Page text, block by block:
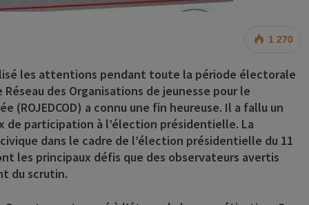
1 270
les attentions pendant toute la période électorale
des Organisations de jeunesse pour le
a connu une fin heureuse. Il a fallu un
participation à l’élection présidentielle. La
dans le cadre de l’élection présidentielle du 11
les principaux défis que des observateurs avertis
du scrutin.